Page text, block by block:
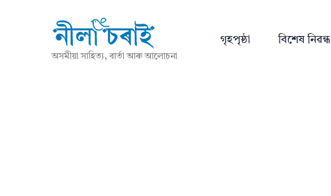
অসমীয়া সাহিত্য, বাৰ্তা আৰু আলোচনা
গৃহপৃষ্ঠা বিশেষ নিৱন্ধ